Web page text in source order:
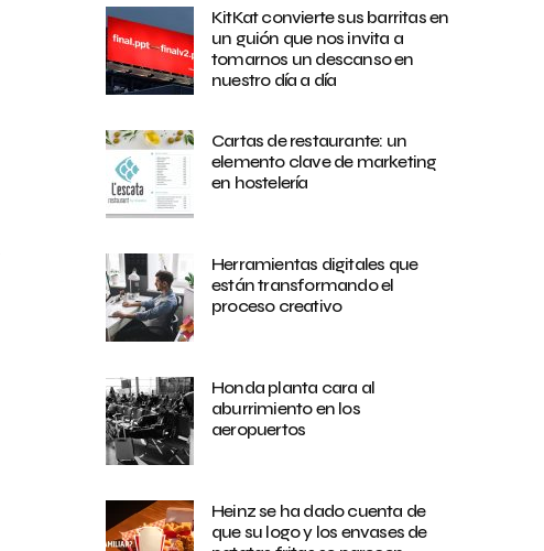
KitKat convierte sus barritas en
un guión que nos invita a
tomarnos un descanso en
nuestro día a día
Cartas de restaurante: un
elemento clave de marketing
en hostelería
Herramientas digitales que
están transformando el
proceso creativo
Honda planta cara al
aburrimiento en los
aeropuertos
Heinz se ha dado cuenta de
que su logo y los envases de